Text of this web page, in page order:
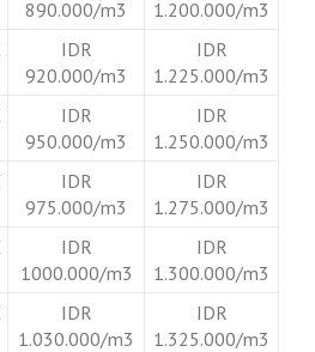
890.000/m3
1.200.000/m3
IDR
920.000/m3
IDR
1.225.000/m3
IDR
950.000/m3
IDR
1.250.000/m3
IDR
975.000/m3
IDR
1.275.000/m3
IDR
1000.000/m3
IDR
1.300.000/m3
IDR
1.030.000/m3
IDR
1.325.000/m3